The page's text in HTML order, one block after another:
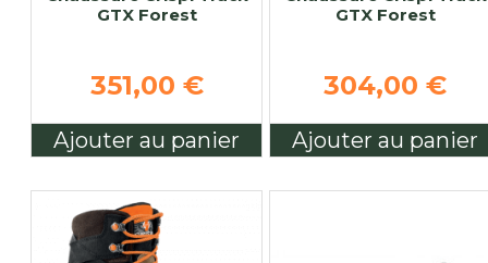
GTX Forest
351,00 €
Ajouter au panier
GTX Forest
304,00 €
Ajouter au panier